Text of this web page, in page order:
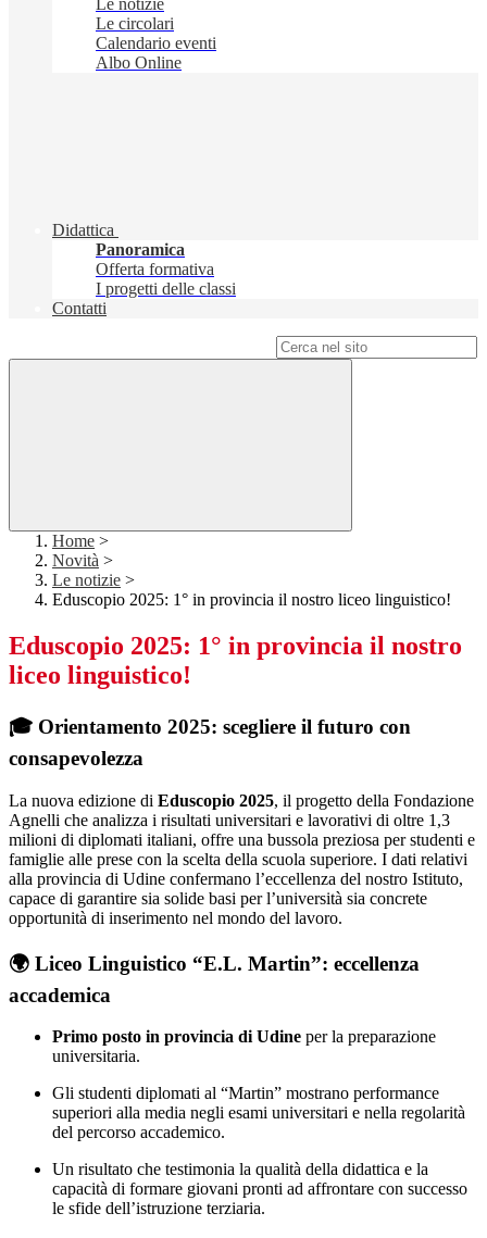
Le notizie
Le circolari
Calendario eventi
Albo Online
Didattica
Panoramica
Offerta formativa
I progetti delle classi
Contatti
Home >
Novità >
Le notizie >
Eduscopio 2025: 1° in provincia il nostro liceo linguistico!
Eduscopio 2025: 1° in provincia il nostro
liceo linguistico!
🎓 Orientamento 2025: scegliere il futuro con
consapevolezza
La nuova edizione di Eduscopio 2025, il progetto della Fondazione
Agnelli che analizza i risultati universitari e lavorativi di oltre 1,3
milioni di diplomati italiani, offre una bussola preziosa per studenti e
famiglie alle prese con la scelta della scuola superiore. I dati relativi
alla provincia di Udine confermano l’eccellenza del nostro Istituto,
capace di garantire sia solide basi per l’università sia concrete
opportunità di inserimento nel mondo del lavoro.
🌍 Liceo Linguistico “E.L. Martin”: eccellenza
accademica
Primo posto in provincia di Udine per la preparazione
universitaria.
Gli studenti diplomati al “Martin” mostrano performance
superiori alla media negli esami universitari e nella regolarità
del percorso accademico.
Un risultato che testimonia la qualità della didattica e la
capacità di formare giovani pronti ad affrontare con successo
le sfide dell’istruzione terziaria.